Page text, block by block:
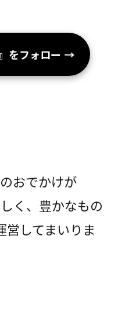
をフォロー →
おでかけが
く、豊かなもの
営してまいりま